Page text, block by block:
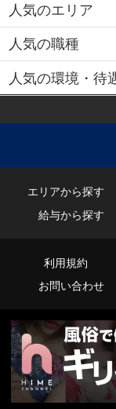
人気のエリア
人気の職種
人気の環境・待
エリアから探す
給与から探す
利用規約
お問い合わせ